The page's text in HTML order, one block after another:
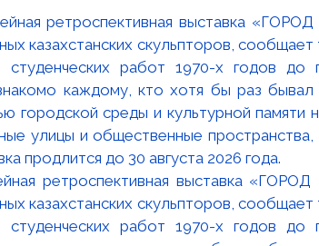
ретроспективная выставка
скульпторов, сообщает
работ 1970-х годов до